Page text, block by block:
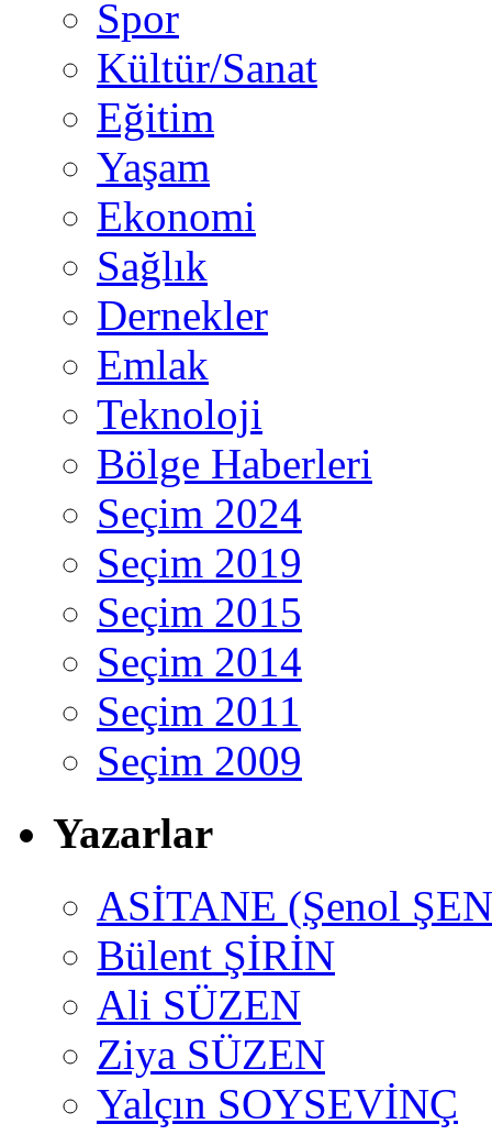
Spor
Kültür/Sanat
Eğitim
Yaşam
Ekonomi
Sağlık
Dernekler
Emlak
Teknoloji
Bölge Haberleri
Seçim 2024
Seçim 2019
Seçim 2015
Seçim 2014
Seçim 2011
Seçim 2009
Yazarlar
ASİTANE (Şenol
Bülent ŞİRİN
Ali SÜZEN
Ziya SÜZEN
Yalçın SOYSEVİNÇ